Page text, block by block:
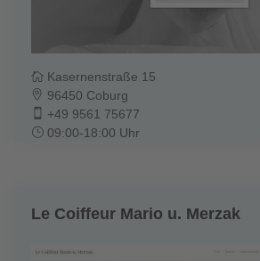
Kasernenstraße 15
96450 Coburg
+49 9561 75677
09:00-18:00 Uhr
Le Coiffeur Mario u. Merzak